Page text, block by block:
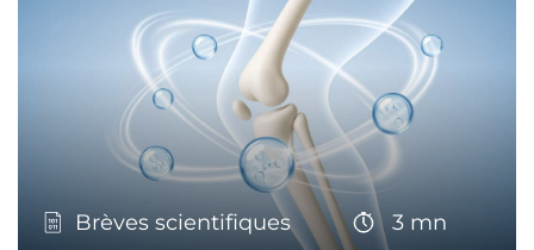
Brèves scientifiques 3 mn